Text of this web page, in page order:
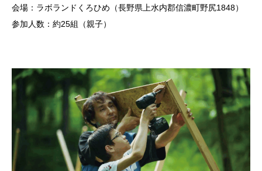
会場：ラボランドくろひめ（長野県上水内郡信濃町野尻1848）
参加人数：約25組（親子）